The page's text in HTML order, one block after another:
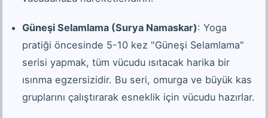
Güneşi Selamlama (Surya Namaskar): Yoga
pratiği öncesinde 5-10 kez "Güneşi Selamlama"
serisi yapmak, tüm vücudu ısıtacak harika bir
ısınma egzersizidir. Bu seri, omurga ve büyük kas
gruplarını çalıştırarak esneklik için vücudu hazırlar.